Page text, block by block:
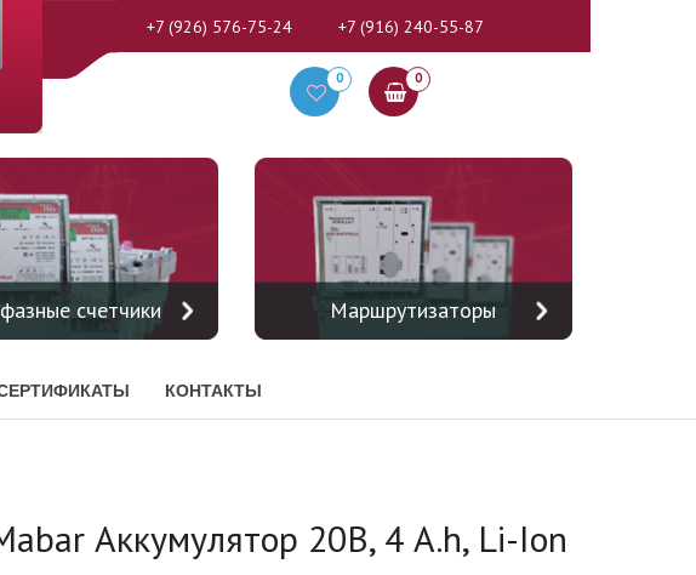
+7 (926) 576-75-24 +7 (916) 240-55-87
0 0
счетчики Маршрутизаторы
КОНТАКТЫ
Аккумулятор 20В, 4 A.h, Li-Ion